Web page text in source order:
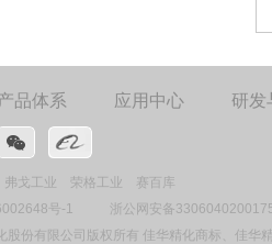
产品体系 应用中心 研发
弗戈工业 荣格工业
赛百库
号-1
浙公网安备
股份有限公司版权所有 佳华精化商标、佳